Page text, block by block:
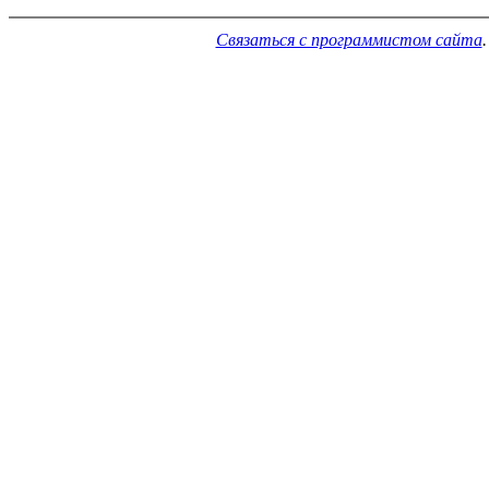
Связаться с программистом сайта.